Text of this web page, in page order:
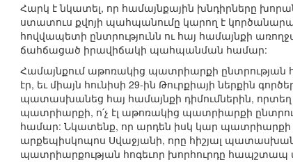
Հարկ է նկատել, որ համայնքային խնդիրները
ստատուս քվոյի պահպանումը կարող է
հովվապետի ընտրությունն ու հայ համայնքի
ճահճացած իրավիճակի պահպանման համար:
Համայնքում աթոռակից պատրիարքի
էր, եւ միայն հունիսի 29-ին Թուրքիայի ներքին
պատասխանեց հայ համայնքի դիմումներին, որտեղ
պատրիարքի, ո՛չ էլ աթոռակից պատրիարքի
համար: Նկատենք, որ արդեն իսկ կար
արքեպիսկոպոս Սվաջյանի, որը հիշյալ
պատրիարքության հոգեւոր խորհուրդը